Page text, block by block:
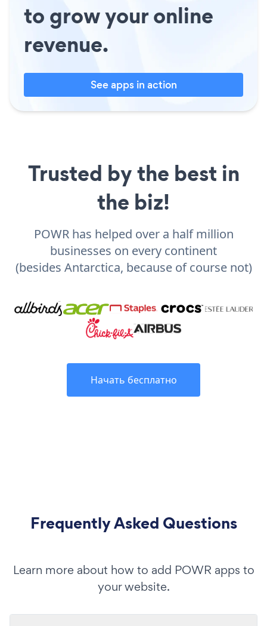
to grow your online
revenue.
See apps in action
Trusted by the best in
the biz!
POWR has helped over a half million
businesses on every continent
(besides Antarctica, because of course not)
Начать бесплатно
Frequently Asked Questions
Learn more about how to add POWR apps to
your website.